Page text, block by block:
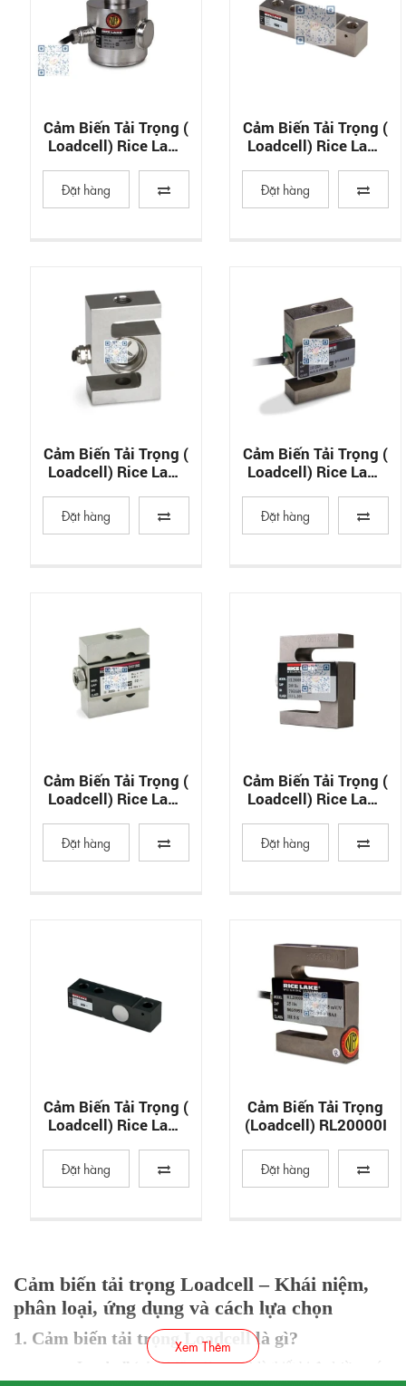
Cảm Biến Tải Trọng (
Loadcell) Rice Lake
Đặt hàng
Cảm Biến Tải Trọng (
Loadcell) Rice Lake
Đặt hàng
Cảm Biến Tải Trọng (
Loadcell) Rice Lake
Đặt hàng
Cảm Biến Tải Trọng (
Loadcell) Rice Lake
Đặt hàng
Cảm Biến Tải Trọng (
Loadcell) Rice Lake
Đặt hàng
Cảm Biến Tải Trọng (
Loadcell) Rice Lake
Đặt hàng
Cảm Biến Tải Trọng (
Loadcell) Rice Lake
Đặt hàng
Cảm Biến Tải Trọng
(loadcell) RL20000I
Đặt hàng
Cảm biến tải trọng Loadcell – Khái niệm,
phân loại, ứng dụng và cách lựa chọn
1. Cảm biến tải trọng Loadcell là gì?
Loadcell (cảm biến tải trọng)
là thiết bị đo lường có
Xem Thêm